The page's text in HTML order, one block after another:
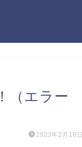
（エラー
2023年2月18日